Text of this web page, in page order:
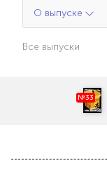
О выпуске
Все выпуски
№33